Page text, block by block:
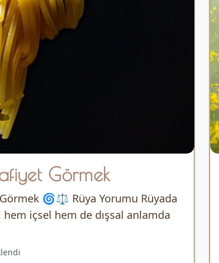
Görmek
🌀⚖️ Rüya Yorumu Rüyada
içsel hem de dışsal anlamda